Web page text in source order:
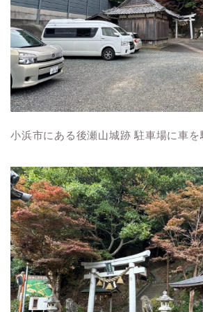
小浜市にある後瀬山城跡 駐車場に車を